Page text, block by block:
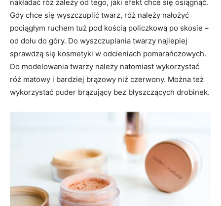
nakładać róż zależy od tego, jaki efekt chce się osiągnąć.
Gdy chce się wyszczuplić twarz, róż należy nałożyć
pociągłym ruchem tuż pod kością policzkową po skosie –
od dołu do góry. Do wyszczuplania twarzy najlepiej
sprawdzą się kosmetyki w odcieniach pomarańczowych.
Do modelowania twarzy należy natomiast wykorzystać
róż matowy i bardziej brązowy niż czerwony. Można też
wykorzystać puder brązujący bez błyszczących drobinek.